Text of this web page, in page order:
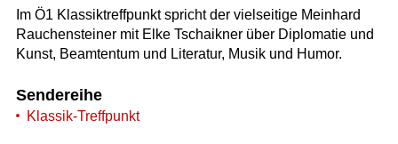
Im Ö1 Klassiktreffpunkt spricht der vielseitige Meinhard
Rauchensteiner mit Elke Tschaikner über Diplomatie und
Kunst, Beamtentum und Literatur, Musik und Humor.
Sendereihe
Klassik-Treffpunkt